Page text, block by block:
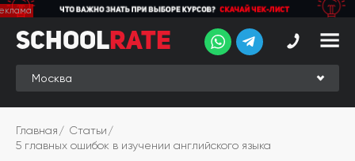
School
Rate
Рейтинг
Online-
рейтинг
SchoolRate
Главная
Статьи
5 главных ошибок в изучении английского языка